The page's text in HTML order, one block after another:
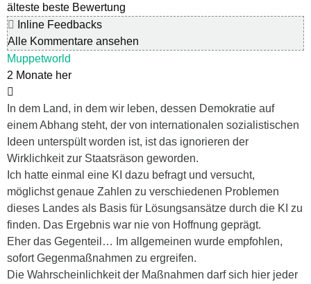
älteste beste Bewertung
Inline Feedbacks
Alle Kommentare ansehen
Muppetworld
2 Monate her
In dem Land, in dem wir leben, dessen Demokratie auf
einem Abhang steht, der von internationalen sozialistischen
Ideen unterspült worden ist, ist das ignorieren der
Wirklichkeit zur Staatsräson geworden.
Ich hatte einmal eine KI dazu befragt und versucht,
möglichst genaue Zahlen zu verschiedenen Problemen
dieses Landes als Basis für Lösungsansätze durch die KI zu
finden. Das Ergebnis war nie von Hoffnung geprägt.
Eher das Gegenteil… Im allgemeinen wurde empfohlen,
sofort Gegenmaßnahmen zu ergreifen.
Die Wahrscheinlichkeit der Maßnahmen darf sich hier jeder